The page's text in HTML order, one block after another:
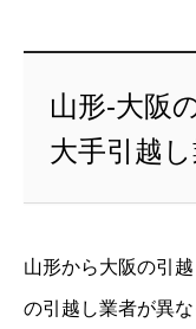
山形-大阪
大手引越
山形から大阪の引
の引越し業者が異